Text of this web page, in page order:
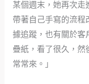
某個週末，她再次走
帶著自己手寫的流
據追蹤，也有關於客
疊紙，看了很久，然
常常來。」